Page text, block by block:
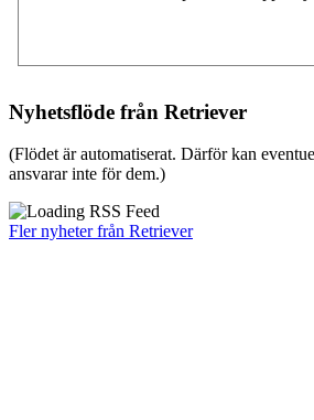
Nyhetsflöde från Retriever
(Flödet är automatiserat. Därför kan
ansvarar inte för dem.)
Fler nyheter från Retriever